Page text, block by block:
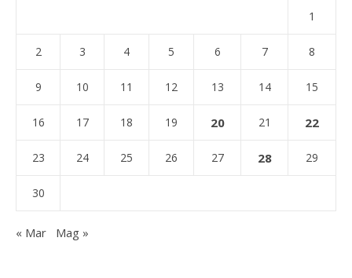
1
2 3 4 5 6 7 8
9 10 11 12 13 14 15
16 17 18 19 20 21 22
23 24 25 26 27 28 29
30
« Mar Mag »